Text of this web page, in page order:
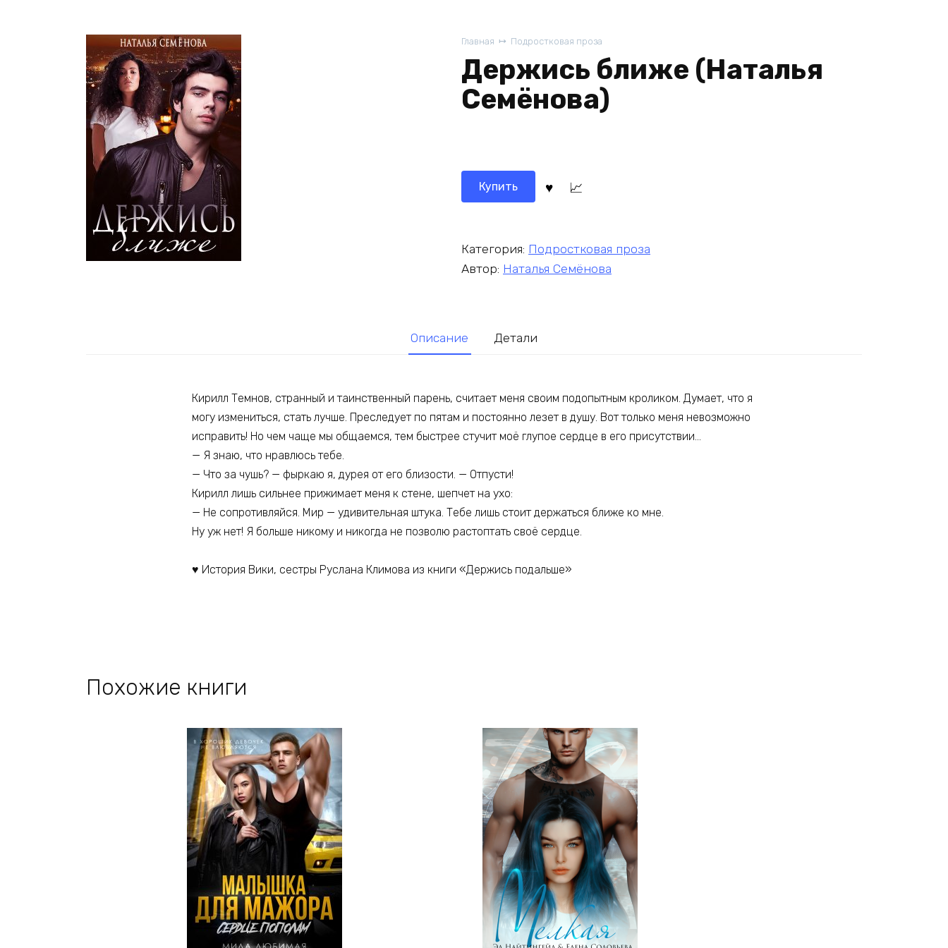
Главная Подростковая проза
Держись ближе (Наталья
Семёнова)
Купить
Категория: Подростковая проза
Автор: Наталья Семёнова
Описание Детали
Кирилл Темнов, странный и таинственный парень, считает меня своим подопытным кроликом. Думает, что я
могу измениться, стать лучше. Преследует по пятам и постоянно лезет в душу. Вот только меня невозможно
исправить! Но чем чаще мы общаемся, тем быстрее стучит моё глупое сердце в его присутствии…
— Я знаю, что нравлюсь тебе.
— Что за чушь? — фыркаю я, дурея от его близости. — Отпусти!
Кирилл лишь сильнее прижимает меня к стене, шепчет на ухо:
— Не сопротивляйся. Мир — удивительная штука. Тебе лишь стоит держаться ближе ко мне.
Ну уж нет! Я больше никому и никогда не позволю растоптать своё сердце.
♥ История Вики, сестры Руслана Климова из книги «Держись подальше»
Похожие книги